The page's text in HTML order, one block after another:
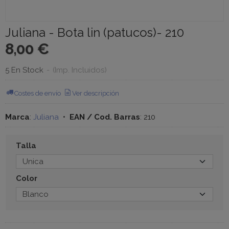
Juliana - Bota lin (patucos)- 210
8,00 €
5 En Stock - (Imp. Incluidos)
Costes de envío Ver descripción
Marca: Juliana • EAN / Cod. Barras: 210
Talla
Color